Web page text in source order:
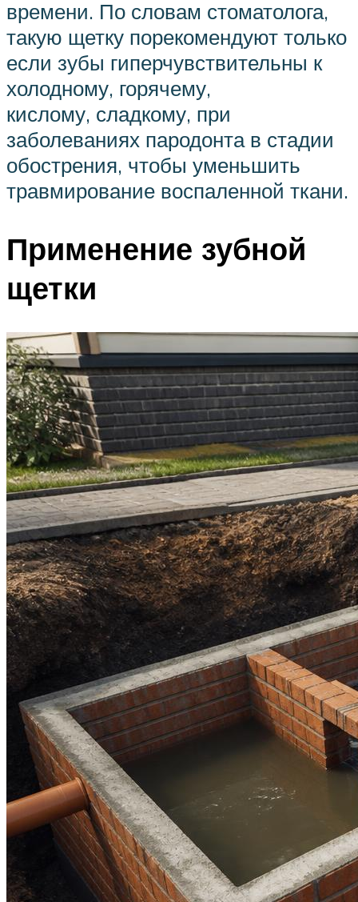
времени. По словам стоматолога,
такую щетку порекомендуют только
если зубы гиперчувствительны к
холодному, горячему,
кислому, сладкому, при
заболеваниях пародонта в стадии
обострения, чтобы уменьшить
травмирование воспаленной ткани.
Применение зубной
щетки